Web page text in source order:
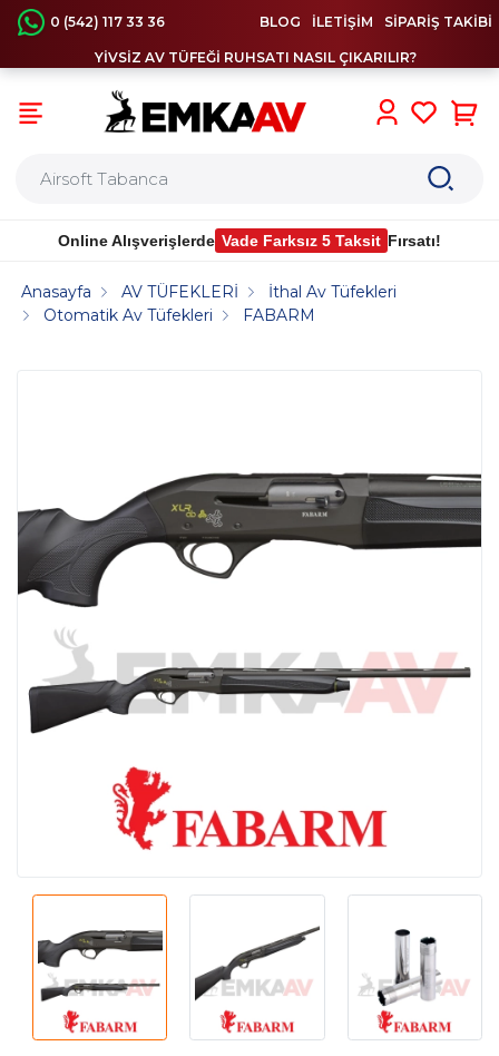
0 (542) 117 33 36 BLOG İLETİŞİM SİPARİŞ TAKİBİ
YİVSİZ AV TÜFEĞİ RUHSATI NASIL ÇIKARILIR?
Online Alışverişlerde Vade Farksız 5 Taksit Fırsatı!
Anasayfa AV TÜFEKLERİ
İthal Av Tüfekleri
Otomatik Av Tüfekleri
FABARM